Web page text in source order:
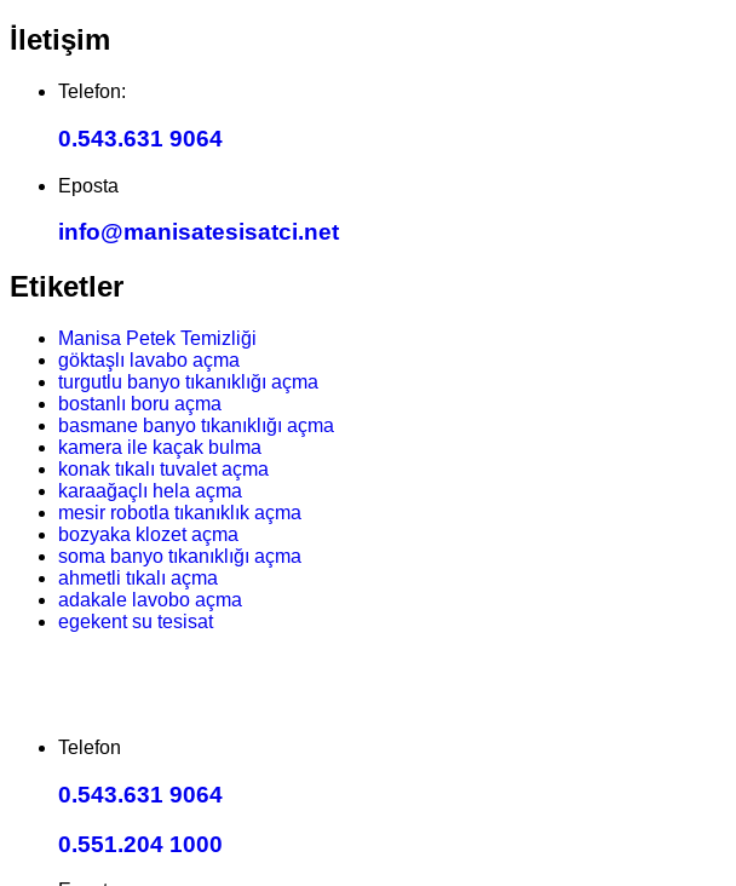
İletişim
Telefon:
0.543.631 9064
Eposta
info@manisatesisatci.net
Etiketler
Manisa Petek Temizliği
göktaşlı lavabo açma
turgutlu banyo tıkanıklığı açma
bostanlı boru açma
basmane banyo tıkanıklığı açma
kamera ile kaçak bulma
konak tıkalı tuvalet açma
karaağaçlı hela açma
mesir robotla tıkanıklık açma
bozyaka klozet açma
soma banyo tıkanıklığı açma
ahmetli tıkalı açma
adakale lavobo açma
egekent su tesisat
Telefon
0.543.631 9064
0.551.204 1000